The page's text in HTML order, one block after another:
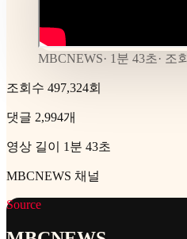
MBCNEWS· 1분 43초· 조
조회수 497,324회
댓글 2,994개
영상 길이 1분 43초
MBCNEWS 채널
Source